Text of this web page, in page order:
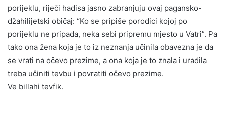
porijeklu, riječi hadisa jasno zabranjuju ovaj pagansko-
džahilijetski običaj: “Ko se pripiše porodici kojoj po
porijeklu ne pripada, neka sebi pripremu mjesto u Vatri”. Pa
tako ona žena koja je to iz neznanja učinila obavezna je da
se vrati na očevo prezime, a ona koja je to znala i uradila
treba učiniti tevbu i povratiti očevo prezime.
Ve billahi tevfik.